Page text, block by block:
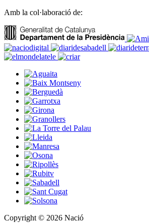
Amb la col·laboració de:
Copyright © 2026 Nació